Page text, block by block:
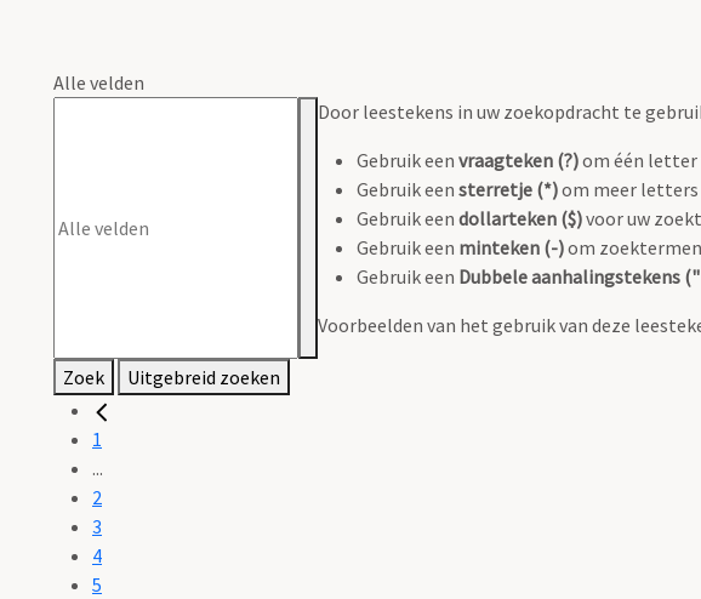
Alle velden
Door leestekens in uw zoekopdracht te
Gebruik een vraagteken (?)om één letter
Gebruik een sterretje (*)om meer letters
Gebruik een dollarteken ($)voor uw
Gebruik een minteken (-)om
Gebruik een Dubbele aanhalingstekens
Voorbeelden van het gebruik van deze
Zoek Uitgebreid zoeken
1
...
2
3
4
5